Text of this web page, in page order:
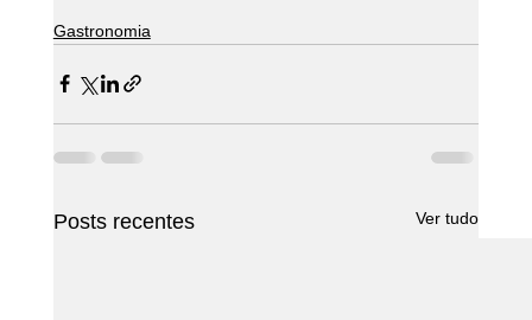
Gastronomia
Posts recentes Ver tudo